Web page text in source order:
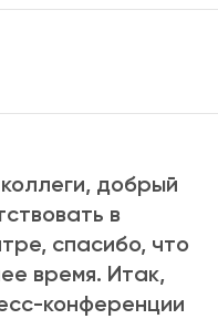
добрый
в
спасибо, что
время. Итак,
конференции